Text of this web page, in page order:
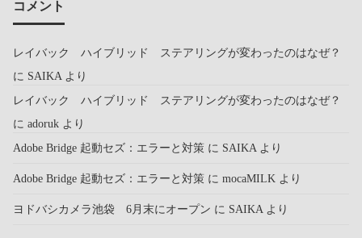
コメント
レイバック ハイブリッド ステアリングが変わったのはなぜ？
に SAIKAより
レイバック ハイブリッド ステアリングが変わったのはなぜ？
に adoruk より
Adobe Bridge 起動セズ：エラーと対策 に SAIKAより
Adobe Bridge 起動セズ：エラーと対策 に mocaMILK より
ヨドバシカメラ池袋 6月末にオープン に SAIKAより